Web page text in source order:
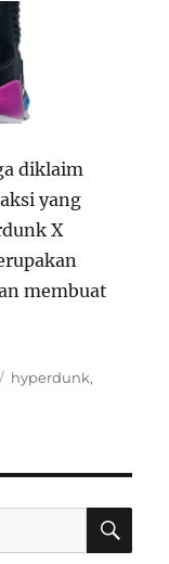
diklaim
yang
X
membuat
T
hyperdunk,
S
A